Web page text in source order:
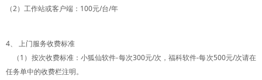
（2）工作站或客户端：100元/台/年
4、 上门服务收费标准
（1）按次收费标准：小狐仙软件-每次300元/次，福科软件-每次500元/次请在
任务单中的收费栏注明。